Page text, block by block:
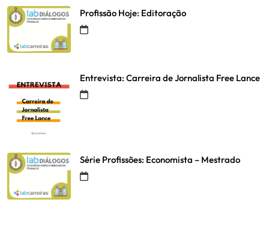
Profissão Hoje: Editoração
Entrevista: Carreira de Jornalista Free Lance
Série Profissões: Economista – Mestrado